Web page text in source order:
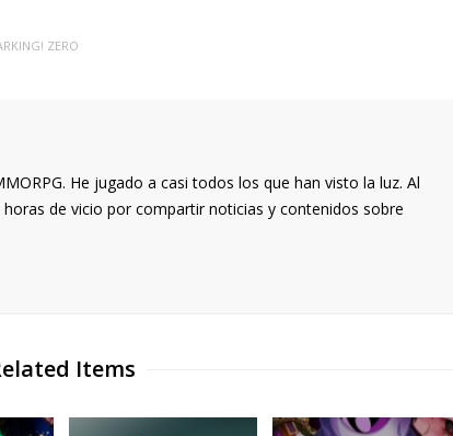
ZERO
He jugado a casi todos los que han visto la luz. Al
de vicio por compartir noticias y contenidos sobre
Items